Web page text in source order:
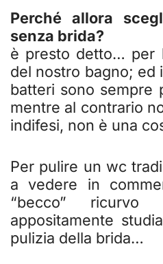
Perché allora
senza brida?
è presto detto… per
del nostro bagno; ed
batteri sono sempre
mentre al contrario
indifesi, non è una
Per pulire un wc
a vedere in
“becco”
appositamente
pulizia della brida…